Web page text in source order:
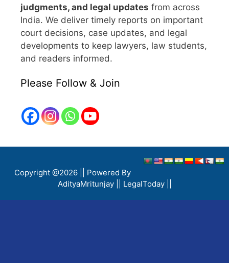
judgments, and legal updates from across
India. We deliver timely reports on important
court decisions, case updates, and legal
developments to keep lawyers, law students,
and readers informed.
Please Follow & Join
Copyright @2026 || Powered By
AdityaMritunjay || LegalToday ||